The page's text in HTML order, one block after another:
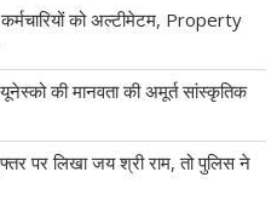
कर्मचारियों को अल्टीमेटम, Property
यूनेस्को की मानवता की अमूर्त सांस्कृतिक
पर लिखा जय श्री राम, तो पुलिस ने